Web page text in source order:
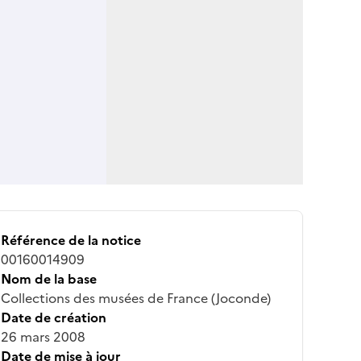
Référence de la notice
00160014909
Nom de la base
Collections des musées de France (Joconde)
Date de création
26 mars 2008
Date de mise à jour